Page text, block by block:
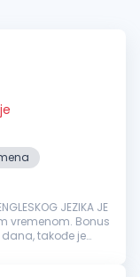
JEZIKA JE
takođe je